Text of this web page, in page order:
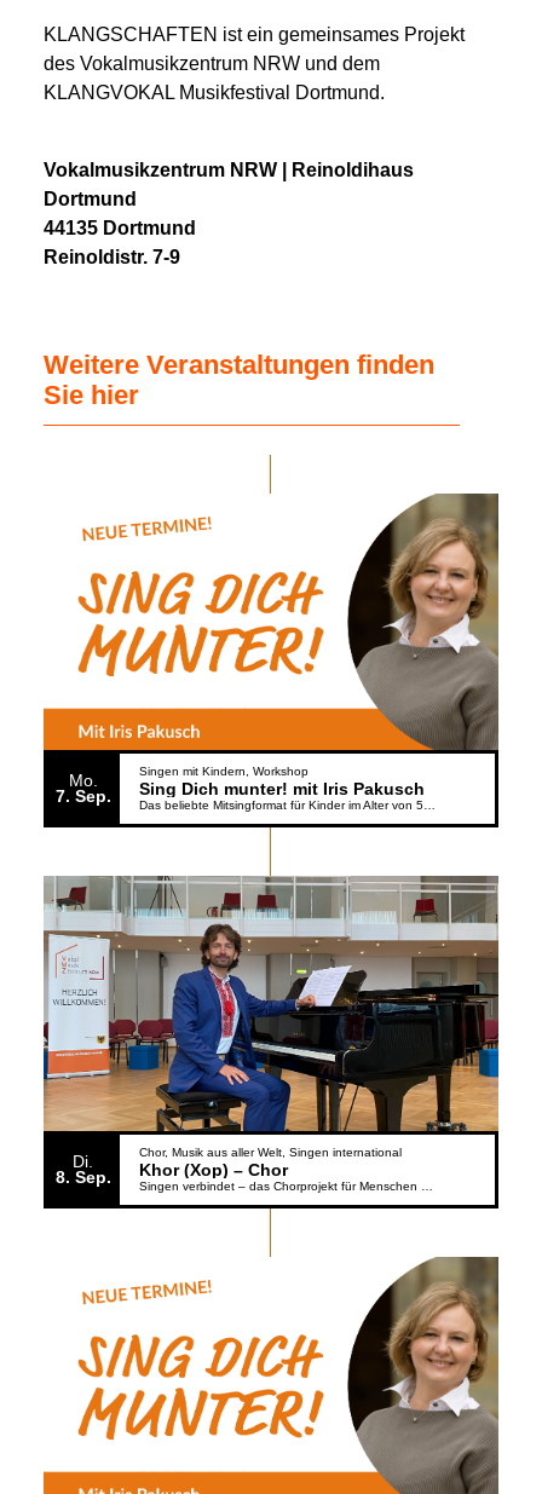
KLANGSCHAFTEN ist ein gemeinsames Projekt
des Vokalmusikzentrum NRW und dem
KLANGVOKAL Musikfestival Dortmund.
Vokalmusikzentrum NRW | Reinoldihaus
Dortmund
44135 Dortmund
Reinoldistr. 7-9
Weitere Veranstaltungen finden
Sie hier
Mo.
7 Sep.
Singen mit Kindern Workshop
Sing Dich munter! mit Iris Pakusch
Das beliebte Mitsingformat für Kinder im Alter von 5 bis 6 Jahren geht weiter
Di.
8 Sep.
Chor Musik aus aller Welt Singen international
Khor (Xop) – Chor
Singen verbindet – das Chorprojekt für Menschen aus der Ukraine